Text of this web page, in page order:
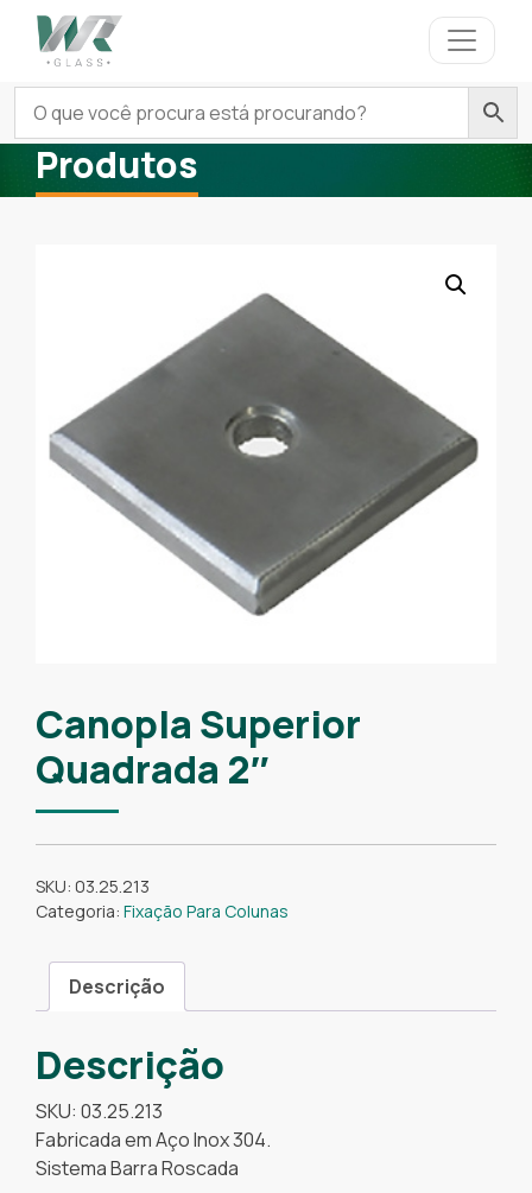
Produtos
Canopla Superior
Quadrada 2″
SKU: 03.25.213
Categoria: Fixação Para Colunas
Descrição
Descrição
SKU: 03.25.213
Fabricada em Aço Inox 304.
Sistema Barra Roscada